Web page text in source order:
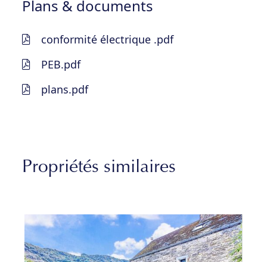
Plans & documents
conformité électrique .pdf
PEB.pdf
plans.pdf
Propriétés similaires